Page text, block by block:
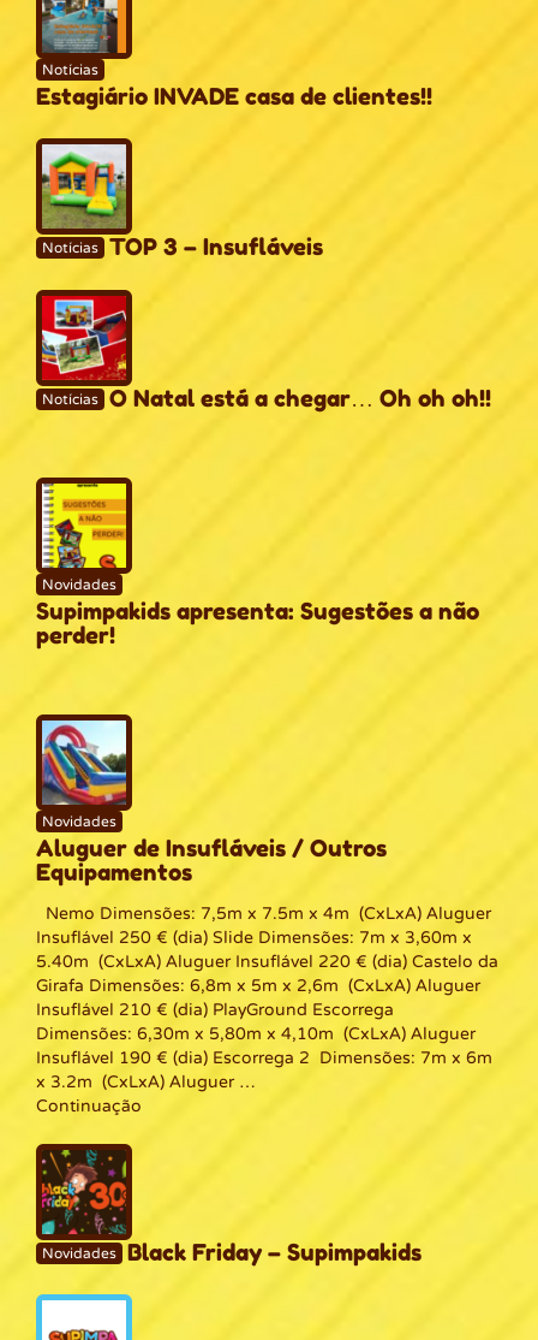
Notícias
Estagiário INVADE casa de clientes!!
Notícias TOP 3 – Insufláveis
Notícias O Natal está a chegar… Oh oh oh!!
Novidades
Supimpakids apresenta: Sugestões a não
perder!
Novidades
Aluguer de Insufláveis / Outros
Equipamentos
Nemo Dimensões: 7,5m x 7.5m x 4m (CxLxA) Aluguer
Insuflável 250 € (dia) Slide Dimensões: 7m x 3,60m x
5.40m (CxLxA) Aluguer Insuflável 220 € (dia) Castelo da
Girafa Dimensões: 6,8m x 5m x 2,6m (CxLxA) Aluguer
Insuflável 210 € (dia) PlayGround Escorrega
Dimensões: 6,30m x 5,80m x 4,10m (CxLxA) Aluguer
Insuflável 190 € (dia) Escorrega 2 Dimensões: 7m x 6m
x 3.2m (CxLxA) Aluguer …
Continuação
Novidades Black Friday – Supimpakids